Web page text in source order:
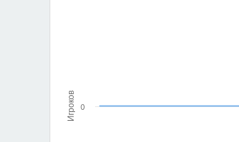
Игроков 0